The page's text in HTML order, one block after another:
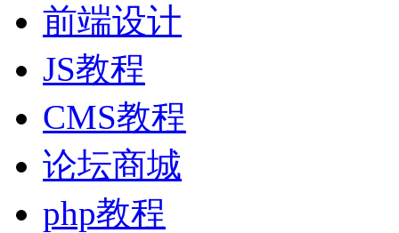
前端设计
JS教程
CMS教程
论坛商城
php教程